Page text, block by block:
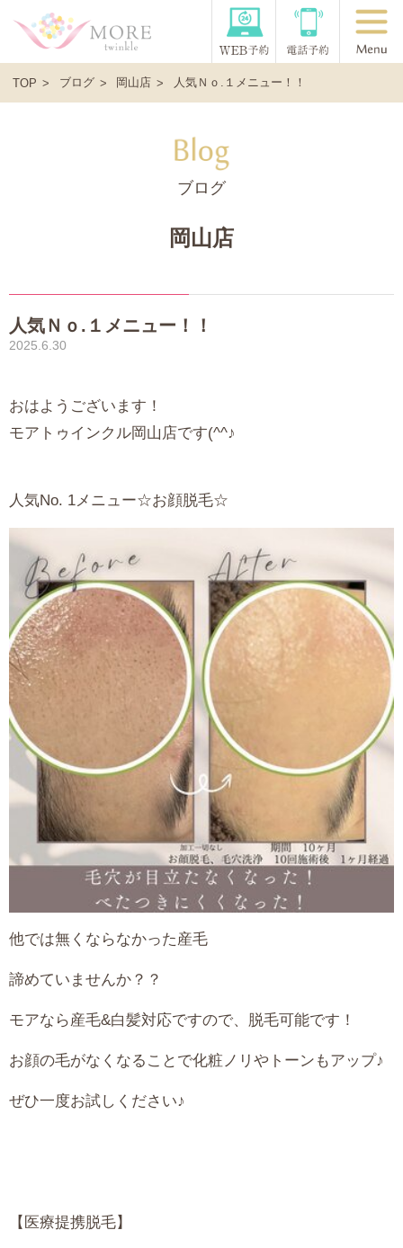
TOP ブログ 岡山店 人気Ｎｏ.１メニュー！！
ブログ
岡山店
人気Ｎｏ.１メニュー！！
2025.6.30
おはようございます！
モアトゥインクル岡山店です(^^♪
人気No. 1メニュー☆お顔脱毛☆
他では無くならなかった産毛
諦めていませんか？？
モアなら産毛&白髪対応ですので、脱毛可能です！
お顔の毛がなくなることで化粧ノリやトーンもアップ♪
ぜひ一度お試しください♪
【医療提携脱毛】